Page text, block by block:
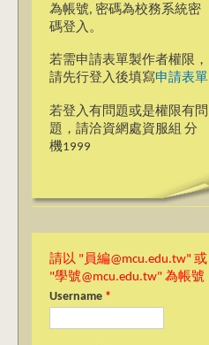
為帳號, 密碼為校務系統密
碼登入。
若需申請表單製作者權限，
請先行登入後填寫申請表單
若登入有問題或是權限有問
題，請洽資網處資服組 分
機1999
請以 "員編@mcu.edu.tw" 或
"學號@mcu.edu.tw" 為帳號
Username *